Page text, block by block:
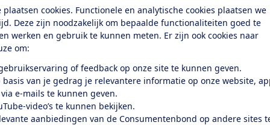
plaatsen cookies. Functionele en analytische cookies plaatsen we
Deze zijn noodzakelijk om bepaalde functionaliteiten goed te
werken en gebruik te kunnen meten. Er zijn ook cookies naar
om:
of feedback op onze site te kunnen geven.
basis van je gedrag je relevantere informatie op onze website,
e-mails te kunnen geven.
video’s te kunnen bekijken.
aanbiedingen van de Consumentenbond op andere sites
broodjes en kippenpootjes
veel gedoe…